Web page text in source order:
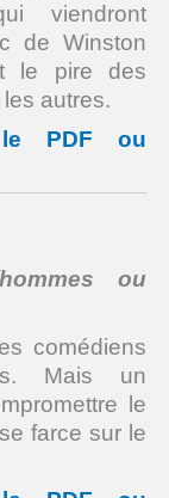
viendront
de Winston
le pire des
autres.
le PDF ou
ou
comédiens
Mais un
le
farce sur le